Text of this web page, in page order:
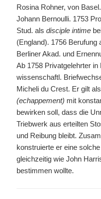
Rosina Rohner, von
Johann Bernoulli. 1753
Stud. alsdisciple intime
(England). 1756 Berufung
Berliner Akad. und
Ab 1758 Privatgelehrter
wissenschaftl.
Micheli du Crest. Er gilt als
(echappement) mit
bewirken soll, dass die
Triebwerk aus erteilten
und Reibung bleibt.
konstruierte er eine
gleichzeitig wie John
bestimmen wollte.